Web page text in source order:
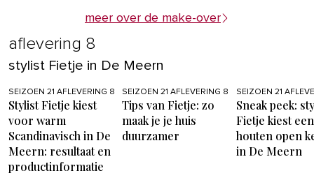
meer over de make-over
aflevering 8
stylist Fietje in De Meern
SEIZOEN 21 AFLEVERING 8
Stylist Fietje kiest
voor warm
Scandinavisch in De
Meern: resultaat en
productinformatie
SEIZOEN 21 AFLEVERING 8
Tips van Fietje: zo
maak je je huis
duurzamer
SEIZOEN 21
Sneak peek:
Fietje kiest een
houten open
in De Meern